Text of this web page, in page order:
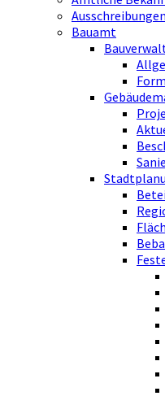
Ausschreibungen
Bauamt